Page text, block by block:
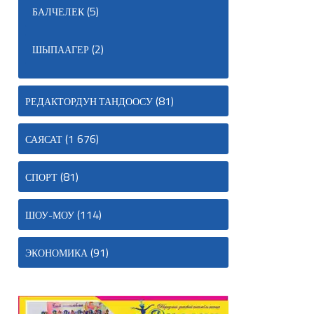
БАЛЧЕЛЕК(5)
ШЫПААГЕР(2)
РЕДАКТОРДУН ТАНДООСУ(81)
САЯСАТ(1 676)
СПОРТ(81)
ШОУ-МОУ(114)
ЭКОНОМИКА(91)